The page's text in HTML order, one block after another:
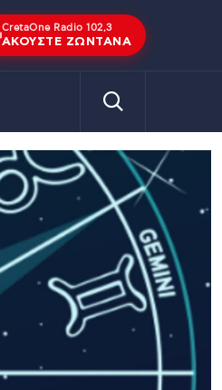
CretaOne Radio 102,3
ΑΚΟΎΣΤΕ ΖΩΝΤΑΝΆ